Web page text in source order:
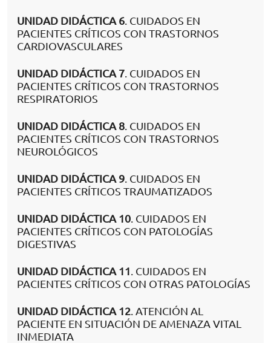
UNIDAD DIDÁCTICA 6. CUIDADOS EN
PACIENTES CRÍTICOS CON TRASTORNOS
CARDIOVASCULARES
UNIDAD DIDÁCTICA 7. CUIDADOS EN
PACIENTES CRÍTICOS CON TRASTORNOS
RESPIRATORIOS
UNIDAD DIDÁCTICA 8. CUIDADOS EN
PACIENTES CRÍTICOS CON TRASTORNOS
NEUROLÓGICOS
UNIDAD DIDÁCTICA 9. CUIDADOS EN
PACIENTES CRÍTICOS TRAUMATIZADOS
UNIDAD DIDÁCTICA 10. CUIDADOS EN
PACIENTES CRÍTICOS CON PATOLOGÍAS
DIGESTIVAS
UNIDAD DIDÁCTICA 11. CUIDADOS EN
PACIENTES CRÍTICOS CON OTRAS PATOLOGÍAS
UNIDAD DIDÁCTICA 12. ATENCIÓN AL
PACIENTE EN SITUACIÓN DE AMENAZA VITAL
INMEDIATA